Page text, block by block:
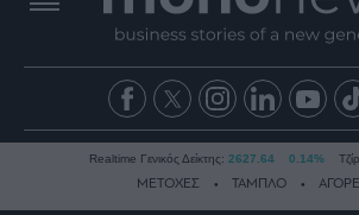
Realtime Γενικός Δείκτης: 2627.64 0.14%
ΜΕΤΟΧΕΣ ΤΑΜΠΛΟ